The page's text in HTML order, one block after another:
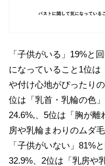
「子供がいる」19%と
になっていること1位は
や付け心地がぴったり
位は「乳首・乳輪の色
24.6%,、5位は「胸が
房や乳輪まわりのムダ
「子供がいない」81%
32.9%、2位は「乳房や